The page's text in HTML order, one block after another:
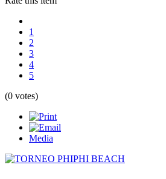
1
2
3
4
5
(0 votes)
Media